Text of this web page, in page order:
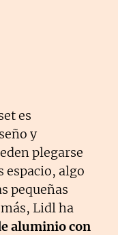
es
y
plegarse
espacio, algo
pequeñas
Lidl ha
aluminio con